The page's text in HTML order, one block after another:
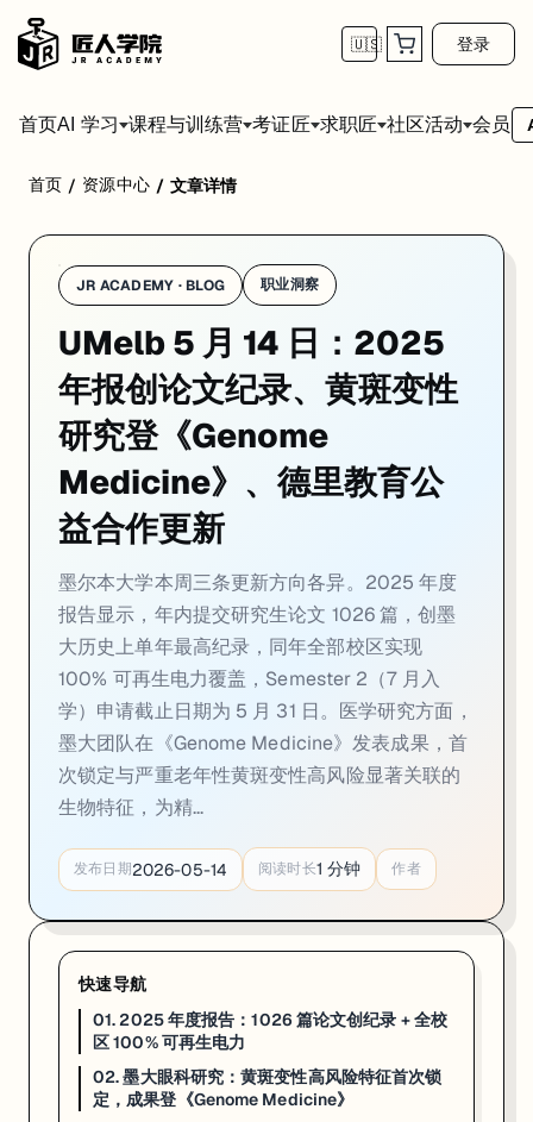
🇺🇸 登录
首页AI 学习 课程与训练营 考证匠 求职匠 社区活动 会员
学校：墨尔本大学 / University of Melbourne
墨尔本大学本周三条更新方向各异。2025 年度报告显示，年内提交研
01. 2025 年度报告：1026 篇论文创纪录 + 全
：墨尔本大学近日发布 2025 年度报告，年内提交研究生论文
墨尔本大学近日发布 2025 年度报告，数据显示 2025 年全年共提交研
报告同期确认，2025 年墨大已实现全部校区 100% 可再生电力使用，
与此同时，报告提示 2026 年 Semester 2（7 月入学）国际学生申请
来源：
University of Melbourne Newsroom · May 2026
：墨尔本大学研究团队在《Genome Medicine》期刊发表最新
墨尔本大学研究团队在《Genome Medicine》期刊发表最新成果，研
研究团队通过系统分析相关生物分子特征，锁定了与严重 AMD 高风
对有意申请墨大医学和生命科学方向的学生，这条成果有两层实际意
来源：University of Melbourne Newsroom · May 2026
：墨尔本大学与澳大利亚非营利机构 Asha 的国际教育合作项
墨尔本大学与澳大利亚非营利机构 Asha 的国际教育合作项目近日更新
这类「大学 + NGO + 社区」三方协作模式，在国际发展研究中是被广
从选校的角度看，墨大维持并持续更新这类国际公益合作，体现的是
来源：University of Melbourne Newsroom · May 2026
4. 今日速览
首页 / 资源中心 / 文章详情
JR ACADEMY · BLOG 职业洞察
UMelb 5 月 14 日：2025
年报创论文纪录、黄斑变性
研究登《Genome
Medicine》、德里教育公
益合作更新
墨尔本大学本周三条更新方向各异。2025 年度
报告显示，年内提交研究生论文 1026 篇，创墨
大历史上单年最高纪录，同年全部校区实现
100% 可再生电力覆盖，Semester 2（7 月入
学）申请截止日期为 5 月 31 日。医学研究方面，
墨大团队在《Genome Medicine》发表成果，首
次锁定与严重老年性黄斑变性高风险显著关联的
生物特征，为精...
发布日期2026-05-14 阅读时长1 分钟 作者
快速导航
01. 2025 年度报告：1026 篇论文创纪录 + 全校
区 100% 可再生电力
02. 墨大眼科研究：黄斑变性高风险特征首次锁
定，成果登《Genome Medicine》